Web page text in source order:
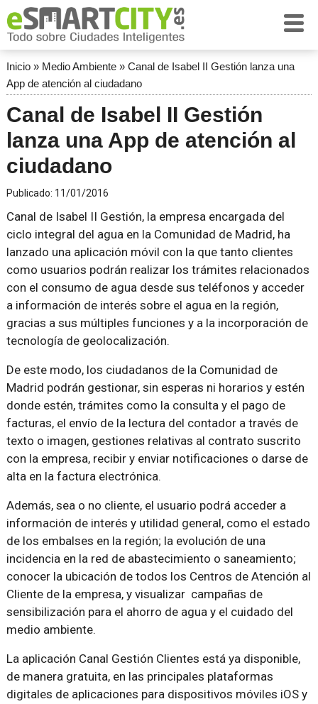
Inicio» Medio Ambiente» Canal de Isabel II Gestión lanza una
App de atención al ciudadano
Canal de Isabel II Gestión
lanza una App de atención al
ciudadano
Publicado: 11/01/2016
Canal de Isabel II Gestión, la empresa encargada del
ciclo integral del agua en la Comunidad de Madrid, ha
lanzado una aplicación móvil con la que tanto clientes
como usuarios podrán realizar los trámites relacionados
con el consumo de agua desde sus teléfonos y acceder
a información de interés sobre el agua en la región,
gracias a sus múltiples funciones y a la incorporación de
tecnología de geolocalización.
De este modo, los ciudadanos de la Comunidad de
Madrid podrán gestionar, sin esperas ni horarios y estén
donde estén, trámites como la consulta y el pago de
facturas, el envío de la lectura del contador a través de
texto o imagen, gestiones relativas al contrato suscrito
con la empresa, recibir y enviar notificaciones o darse de
alta en la factura electrónica.
Además, sea o no cliente, el usuario podrá acceder a
información de interés y utilidad general, como el estado
de los embalses en la región; la evolución de una
incidencia en la red de abastecimiento o saneamiento;
conocer la ubicación de todos los Centros de Atención al
Cliente de la empresa, y visualizar campañas de
sensibilización para el ahorro de agua y el cuidado del
medio ambiente.
La aplicación Canal Gestión Clientes está ya disponible,
de manera gratuita, en las principales plataformas
digitales de aplicaciones para dispositivos móviles iOS y